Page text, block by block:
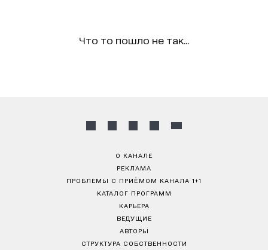
Что то пошло не так...
О КАНАЛЕ
РЕКЛАМА
ПРОБЛЕМЫ С ПРИЁМОМ КАНАЛА 1+1
КАТАЛОГ ПРОГРАММ
КАРЬЕРА
ВЕДУЩИЕ
АВТОРЫ
СТРУКТУРА СОБСТВЕННОСТИ